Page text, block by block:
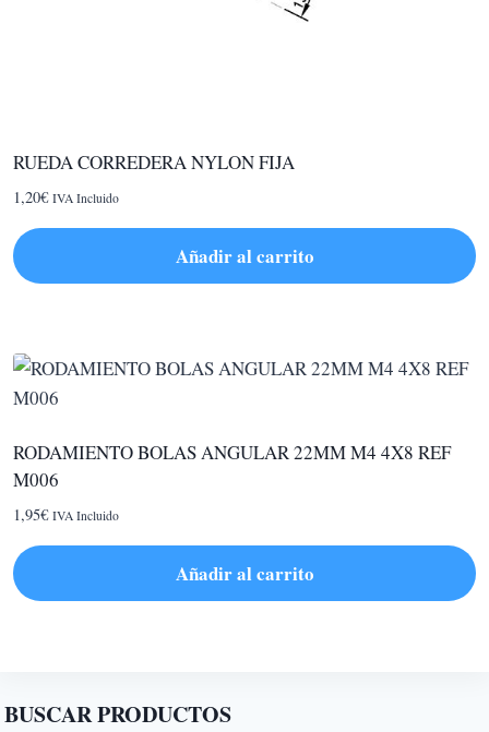
RUEDA CORREDERA NYLON FIJA
1,20€ IVA Incluido
Añadir al carrito
RODAMIENTO BOLAS ANGULAR 22MM M4 4X8 REF
M006
1,95€ IVA Incluido
Añadir al carrito
BUSCAR PRODUCTOS